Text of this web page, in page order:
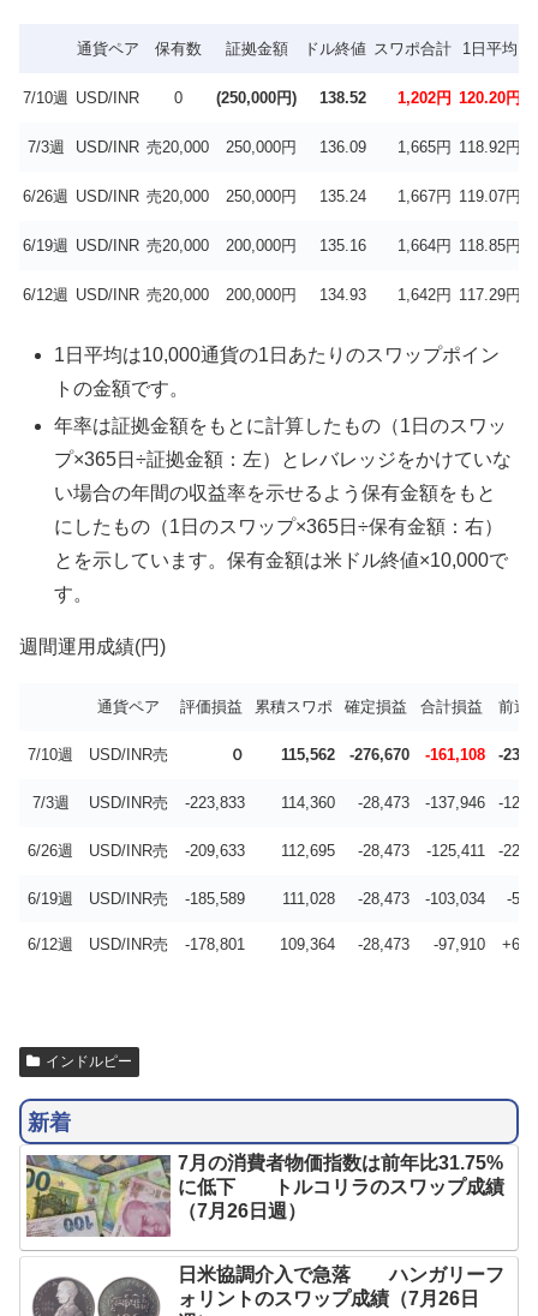
通貨ペア 保有数 証拠金額 ドル終値 スワポ合計 1日平均
7/10週 USD/INR 0 (250,000円) 138.52 1,202円 120.20円
7/3週 USD/INR 売20,000 250,000円 136.09 1,665円 118.92円
6/26週 USD/INR 売20,000 250,000円 135.24 1,667円 119.07円
6/19週 USD/INR 売20,000 200,000円 135.16 1,664円 118.85円
6/12週 USD/INR 売20,000 200,000円 134.93 1,642円 117.29円
1日平均は10,000通貨の1日あたりのスワップポイン
トの金額です。
年率は証拠金額をもとに計算したもの（1日のスワッ
プ×365日÷証拠金額：左）とレバレッジをかけていな
い場合の年間の収益率を示せるよう保有金額をもと
にしたもの（1日のスワップ×365日÷保有金額：右）
とを示しています。保有金額は米ドル終値×10,000で
す。
週間運用成績(円)
通貨ペア 評価損益 累積スワポ 確定損益 合計損益 前週
7/10週 USD/INR売 ０ 115,562 -276,670 -161,108 -
7/3週 USD/INR売 -223,833 114,360 -28,473 -137,946 -
6/26週 USD/INR売 -209,633 112,695 -28,473 -125,411 -
6/19週 USD/INR売 -185,589 111,028 -28,473 -103,034 -
6/12週 USD/INR売 -178,801 109,364 -28,473 -97,910
インドルピー
新着
7月の消費者物価指数は前年比31.75%
に低下 トルコリラのスワップ成績
（7月26日週）
日米協調介入で急落 ハンガリーフ
ォリントのスワップ成績（7月26日